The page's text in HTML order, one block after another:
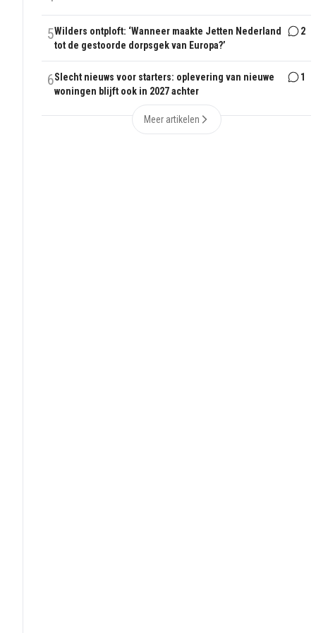
5Wilders ontploft: ‘Wanneer maakte Jetten Nederland
tot de gestoorde dorpsgek van Europa?’
2
6Slecht nieuws voor starters: oplevering van nieuwe
woningen blijft ook in 2027 achter
1
Meer artikelen